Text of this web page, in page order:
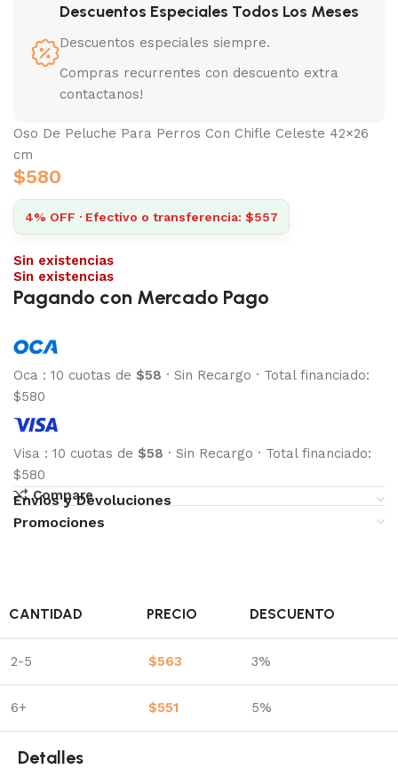
Descuentos Especiales Todos Los Meses
Descuentos especiales siempre.
Compras recurrentes con descuento extra
contactanos!
Oso De Peluche Para Perros Con Chifle Celeste 42×26
cm
$580
4% OFF · Efectivo o transferencia: $557
Sin existencias
Sin existencias
Pagando con Mercado Pago
Oca : 10 cuotas de $58 · Sin Recargo · Total financiado:
$580
Visa : 10 cuotas de $58 · Sin Recargo · Total financiado:
$580
Compare
Envíos y Devoluciones
Promociones
CANTIDAD PRECIO DESCUENTO
2-5 $563 3%
6+ $551 5%
Detalles